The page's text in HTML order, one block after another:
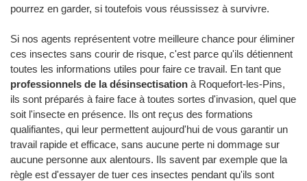
pourrez en garder, si toutefois vous réussissez à survivre.
Si nos agents représentent votre meilleure chance pour éliminer
ces insectes sans courir de risque, c'est parce qu'ils détiennent
toutes les informations utiles pour faire ce travail. En tant que
professionnels de la désinsectisation à Roquefort-les-Pins,
ils sont préparés à faire face à toutes sortes d'invasion, quel que
soit l'insecte en présence. Ils ont reçus des formations
qualifiantes, qui leur permettent aujourd'hui de vous garantir un
travail rapide et efficace, sans aucune perte ni dommage sur
aucune personne aux alentours. Ils savent par exemple que la
règle est d'essayer de tuer ces insectes pendant qu'ils sont